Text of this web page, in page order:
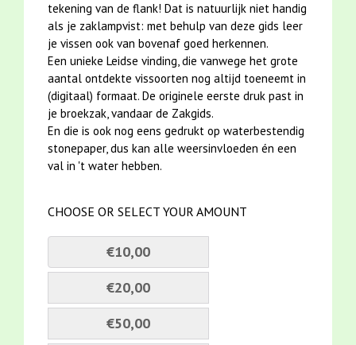
tekening van de flank! Dat is natuurlijk niet handig
als je zaklampvist: met behulp van deze gids leer
je vissen ook van bovenaf goed herkennen.
Een unieke Leidse vinding, die vanwege het grote
aantal ontdekte vissoorten nog altijd toeneemt in
(digitaal) formaat. De originele eerste druk past in
je broekzak, vandaar de Zakgids.
En die is ook nog eens gedrukt op waterbestendig
stonepaper, dus kan alle weersinvloeden én een
val in 't water hebben.
CHOOSE OR SELECT YOUR AMOUNT
€10,00
€20,00
€50,00